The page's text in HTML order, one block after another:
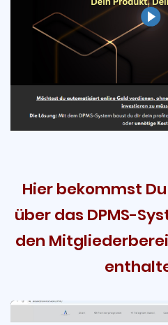
Hier bekommst
über das DPMS-
den